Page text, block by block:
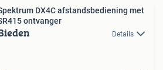
DX4C afstandsbediening met
ontvanger
Details